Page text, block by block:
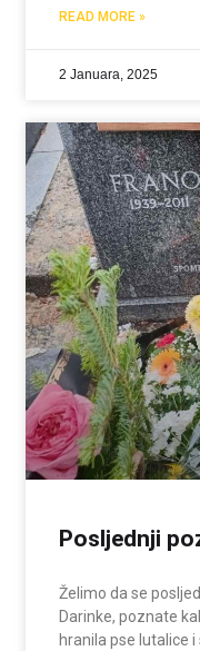
ne postoji
READ MORE »
2 Januara, 2025
Posljednji
Želimo da se
Darinke, poznate
hranila pse lutalice